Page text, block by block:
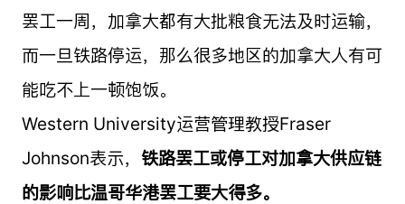
罢工一周，加拿大都有大批粮食无法及时运输，
而一旦铁路停运，那么很多地区的加拿大人有可
能吃不上一顿饱饭。
Western University运营管理教授Fraser
Johnson表示， 铁路罢工或停工对加拿大供应链
的影响比温哥华港罢工要大得多。